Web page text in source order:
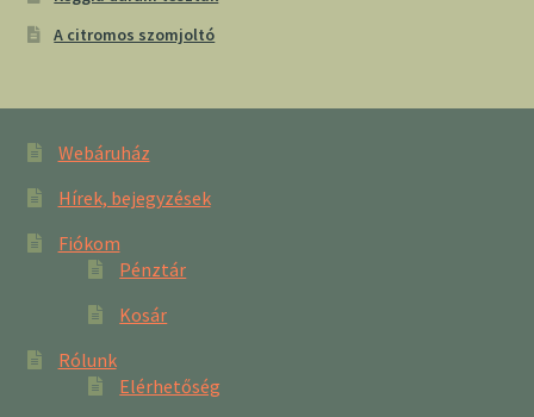
A citromos szomjoltó
Webáruház
Hírek, bejegyzések
Fiókom
Pénztár
Kosár
Rólunk
Elérhetőség